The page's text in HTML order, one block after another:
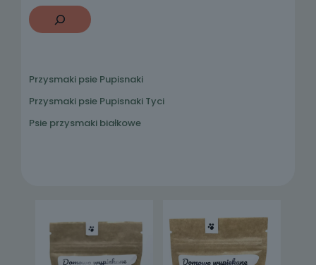
Przysmaki psie Pupisnaki
Przysmaki psie Pupisnaki Tyci
Psie przysmaki białkowe